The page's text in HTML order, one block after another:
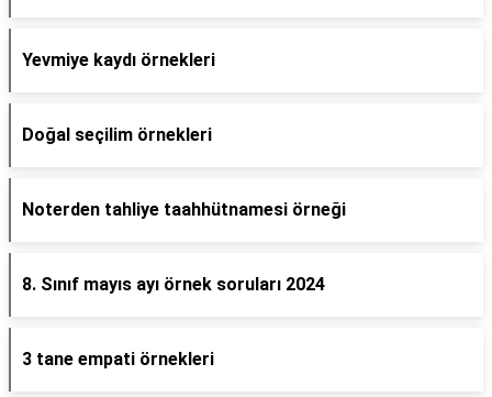
Yevmiye kaydı örnekleri
Doğal seçilim örnekleri
Noterden tahliye taahhütnamesi örneği
8. Sınıf mayıs ayı örnek soruları 2024
3 tane empati örnekleri